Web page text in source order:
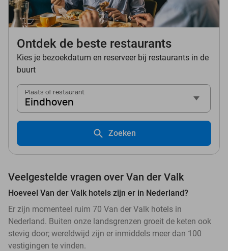
Ontdek de beste restaurants
Kies je bezoekdatum en reserveer bij restaurants in de
buurt
Plaats of restaurant
Eindhoven
Zoeken
Veelgestelde vragen over Van der Valk
Hoeveel Van der Valk hotels zijn er in Nederland?
Er zijn momenteel ruim 70 Van der Valk hotels in
Nederland. Buiten onze landsgrenzen groeit de keten ook
stevig door; wereldwijd zijn er inmiddels meer dan 100
vestigingen te vinden.